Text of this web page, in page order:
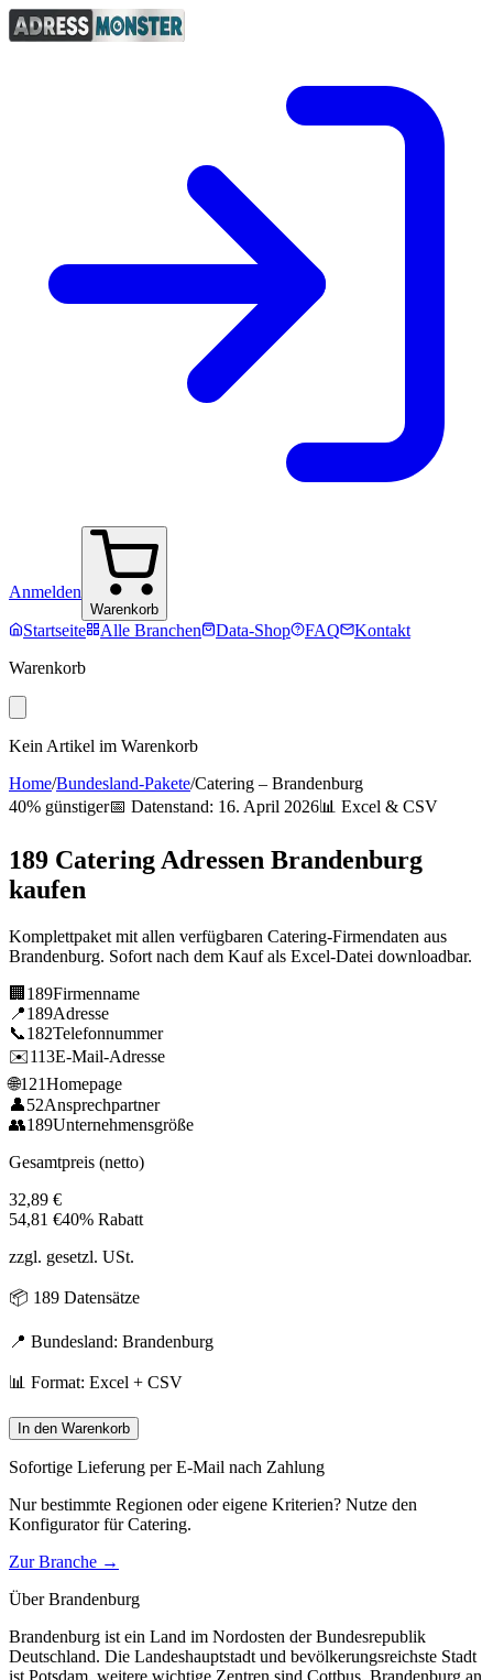
Anmelden
Warenkorb
Startseite Alle Branchen Data-Shop FAQ
Kontakt
Warenkorb
Kein Artikel im Warenkorb
Home/Bundesland-Pakete/Catering – Brandenburg
40% günstiger📅 Datenstand: 16. April 2026📊 Excel & CSV
189 Catering Adressen Brandenburg
kaufen
Komplettpaket mit allen verfügbaren Catering-Firmendaten aus
Brandenburg. Sofort nach dem Kauf als Excel-Datei downloadbar.
🏢 189Firmenname
📍189Adresse
📞182Telefonnummer
✉️113E-Mail-Adresse
🌐121Homepage
👤52Ansprechpartner
👥189Unternehmensgröße
Gesamtpreis (netto)
32,89 €
54,81 €40% Rabatt
zzgl. gesetzl. USt.
📦 189 Datensätze
📍 Bundesland: Brandenburg
📊 Format: Excel + CSV
In den Warenkorb
Sofortige Lieferung per E-Mail nach Zahlung
Nur bestimmte Regionen oder eigene Kriterien? Nutze den
Konfigurator fürCatering.
Zur Branche →
ÜberBrandenburg
Brandenburg ist ein Land im Nordosten der Bundesrepublik
Deutschland. Die Landeshauptstadt und bevölkerungsreichste Stadt
ist Potsdam, weitere wichtige Zentren sind Cottbus, Brandenburg an